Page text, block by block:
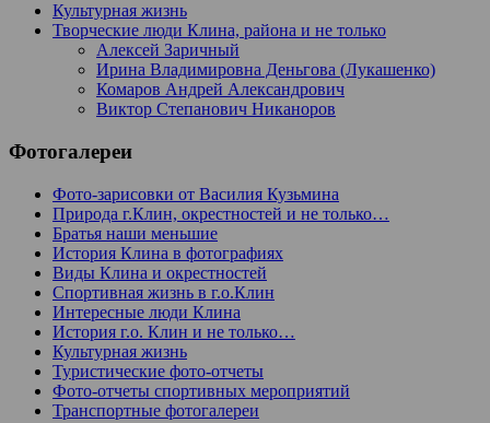
Культурная жизнь
Творческие люди Клина, района и не только
Алексей Заричный
Ирина Владимировна Деньгова (Лукашенко)
Комаров Андрей Александрович
Виктор Степанович Никаноров
Фотогалереи
Фото-зарисовки от Василия Кузьмина
Природа г.Клин, окрестностей и не только…
Братья наши меньшие
История Клина в фотографиях
Виды Клина и окрестностей
Спортивная жизнь в г.о.Клин
Интересные люди Клина
История г.о. Клин и не только…
Культурная жизнь
Туристические фото-отчеты
Фото-отчеты спортивных мероприятий
Транспортные фотогалереи